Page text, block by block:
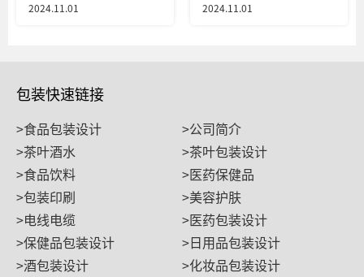
2024.11.01 2024.11.01
包装快速链接
>食品包装设计
>公司简介
>茶叶酒水
>茶叶包装设计
>食品饮料
>医药保健品
>包装印刷
>美容护肤
>电线电缆
>医药包装设计
>保健品包装设计
>日用品包装设计
>酒包装设计
>化妆品包装设计